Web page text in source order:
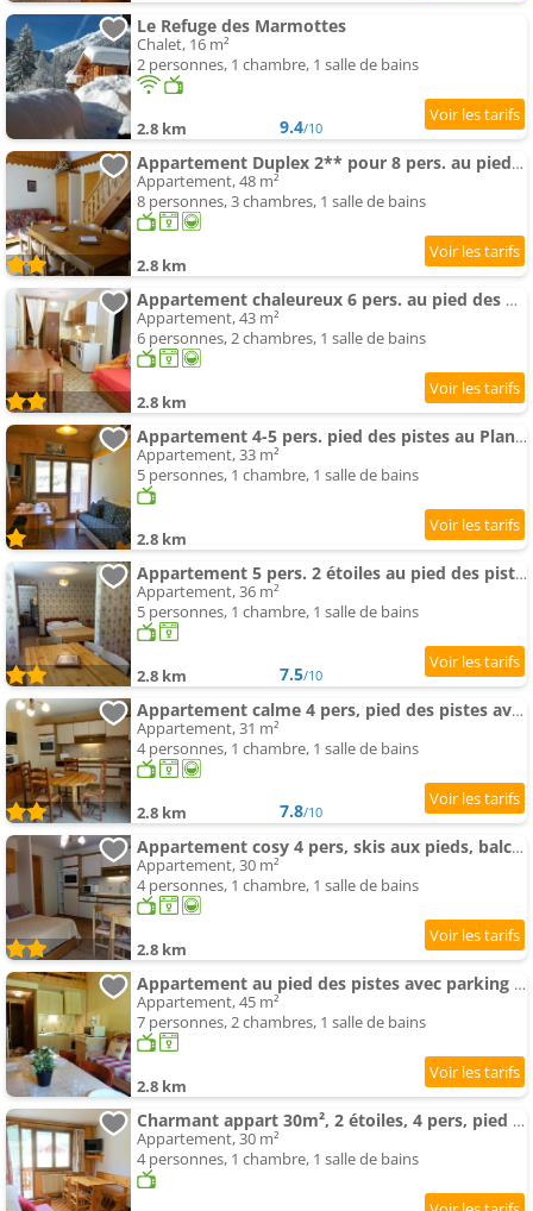
Le Refuge des Marmottes
Chalet, 16 m²
2 personnes, 1 chambre, 1 salle de bains
2.8 km 9.4/10
Appartement Duplex 2** pour 8 pers. au pied des pistes avec balcon, parking et équipements familials - FR-1-342-
Appartement, 48 m²
8 personnes, 3 chambres, 1 salle de bains
2.8 km
Appartement chaleureux 6 pers. au pied des pistes et des randonnées, classé 2 étoiles - FR-1-342-195
Appartement, 43 m²
6 personnes, 2 chambres, 1 salle de bains
2.8 km
Appartement 4-5 pers. pied des pistes au Planay - FR-1-342-134
Appartement, 33 m²
5 personnes, 1 chambre, 1 salle de bains
2.8 km
Appartement 5 pers. 2 étoiles au pied des pistes, Arêches-Beaufort, 36m², parking, proche randonnée
Appartement, 36 m²
5 personnes, 1 chambre, 1 salle de bains
2.8 km 7.5/10
Appartement calme 4 pers, pied des pistes avec parking - FR-1-342-160
Appartement, 31 m²
4 personnes, 1 chambre, 1 salle de bains
2.8 km 7.8/10
Appartement cosy 4 pers, skis aux pieds, balcon, parking, 2 étoiles - Location dim. à dim. en hiver
Appartement, 30 m²
4 personnes, 1 chambre, 1 salle de bains
2.8 km
Appartement au pied des pistes avec parking à Arêches-Beaufort - FR-1-342-199
Appartement, 45 m²
7 personnes, 2 chambres, 1 salle de bains
2.8 km
Charmant appart 30m², 2 étoiles, 4 pers, pied des pistes, balcon sud, parking, Arêches à 3km - FR-1-
Appartement, 30 m²
4 personnes, 1 chambre, 1 salle de bains